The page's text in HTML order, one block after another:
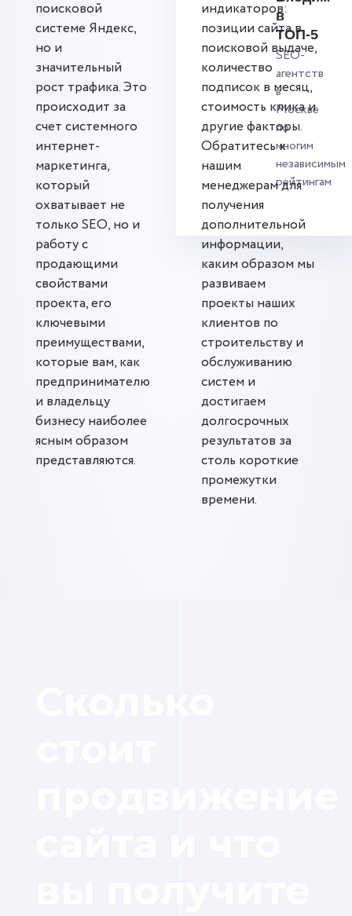
в
ТОП-5
SEO-
агентств
в
Москве
по
многим
независимым
рейтингам
поисковой
системе Яндекс,
но и
значительный
рост трафика. Это
происходит за
счет системного
интернет-
маркетинга,
который
охватывает не
только SEO, но и
работу с
продающими
свойствами
проекта, его
ключевыми
преимуществами,
которые вам, как
предпринимателю
и владельцу
бизнесу наиболее
ясным образом
представляются.
индикаторов:
позиции сайта в
поисковой выдаче,
количество
подписок в месяц,
стоимость клика и
другие факторы.
Обратитесь к
нашим
менеджерам для
получения
дополнительной
информации,
каким образом мы
развиваем
проекты наших
клиентов по
строительству и
обслуживанию
систем и
достигаем
долгосрочных
результатов за
столь короткие
промежутки
времени.